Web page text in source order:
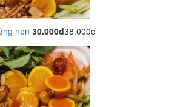
non 30.000đ38.000đ